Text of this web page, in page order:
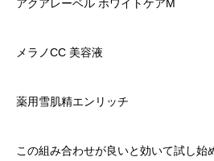
アクアレーベル ホワイトケアM
メラノCC 美容液
薬用雪肌精エンリッチ
この組み合わせが良いと効いて試し始